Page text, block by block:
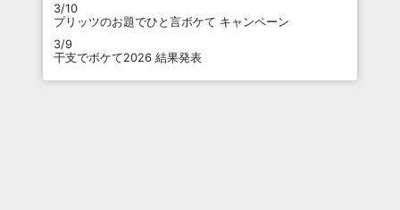
3/10
プリッツのお題でひと言ボケて キャンペーン
3/9
干支でボケて2026 結果発表